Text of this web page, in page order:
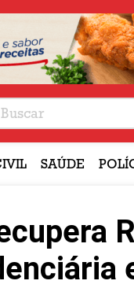
SAÚDE